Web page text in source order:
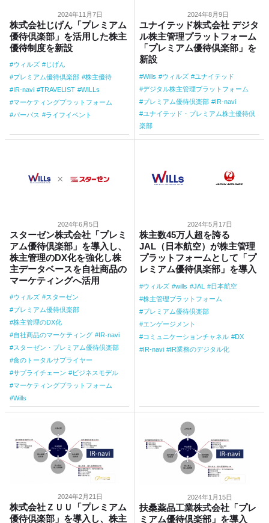
2024年11月7日
株式会社じげん「プレミアム
優待倶楽部」を活用した株主
優待制度を新設
ウィルズ
じげん
プレミアム優待倶楽部
株主優待
IR-navi
TRAVELIST
WILLs
マーケティングプラットフォーム
パーパス
ライフイベント
2024年8月9日
ユナイテッド株式会社 デジタ
ル株主管理プラットフォーム
「プレミアム優待倶楽部」を
新設
Wills ウィルズ
ユナイテッド
デジタル株主管理プラットフォーム
プレミアム優待倶楽部
IR-navi
ユナイテッド・プレミアム株主優待倶
楽部
2024年6月5日
スターゼン株式会社「プレミ
アム優待倶楽部」を導入し、
株主管理のDX化を強化し株
主データベースを自社商品の
マーケティングへ活用
ウィルズ
スターゼン
プレミアム優待倶楽部
株主管理のDX化
自社商品のマーケティング
IR-navi
スターゼン・プレミアム優待倶楽部
食のトータルサプライヤー
サプライチェーン
ビジネスモデル
マーケティングプラットフォーム
Wills
2024年5月17日
株主数45万人超を誇る
JAL（日本航空）が株主管理
プラットフォームとして「プ
レミアム優待倶楽部」を導入
ウィルズ wills JAL
日本航空
株主管理プラットフォーム
プレミアム優待倶楽部
エンゲージメント
コミュニケーションチャネル
DX
IR-navi
IR業務のデジタル化
2024年2月21日
株式会社ＺＵＵ「プレミアム
優待倶楽部」を導入し、株主
2024年1月15日
扶桑薬品工業株式会社「プレ
ミアム優待倶楽部」を導入